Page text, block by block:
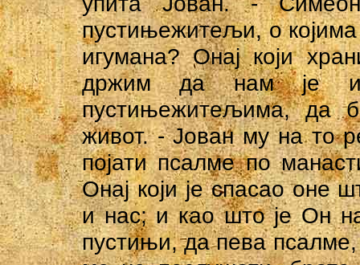
пустињежитељи, о којима
игумана? Онај који
држим да нам је
пустињежитељима, да
живот. - Јован му на то
појати псалме по
Онај који је спасао
и нас; и као што је Он
пустињи, да пева псалме,